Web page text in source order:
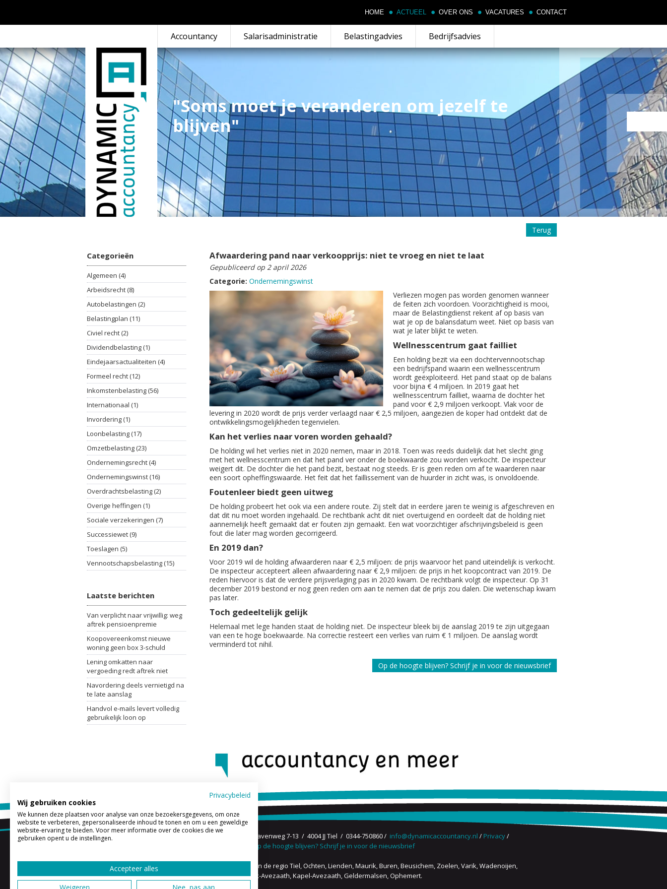
HOME ACTUEEL OVER ONS VACATURES CONTACT
Accountancy Salarisadministratie Belastingadvies Bedrijfsadvies
"Soms moet je veranderen om jezelf te
blijven"
Terug
Afwaardering pand naar verkoopprijs: niet te vroeg en niet te laat
Gepubliceerd op 2 april 2026
Categorie: Ondernemingswinst
Verliezen mogen pas worden genomen wanneer
de feiten zich voordoen. Voorzichtigheid is mooi,
maar de Belastingdienst rekent af op basis van
wat je op de balansdatum weet. Niet op basis van
wat je later blijkt te weten.
Wellnesscentrum gaat failliet
Een holding bezit via een dochtervennootschap
een bedrijfspand waarin een wellnesscentrum
wordt geëxploiteerd. Het pand staat op de balans
voor bijna € 4 miljoen. In 2019 gaat het
wellnesscentrum failliet, waarna de dochter het
pand voor € 2,9 miljoen verkoopt. Vlak voor de
levering in 2020 wordt de prijs verder verlaagd naar € 2,5 miljoen, aangezien de koper had ontdekt dat de
ontwikkelingsmogelijkheden tegenvielen.
Kan het verlies naar voren worden gehaald?
De holding wil het verlies niet in 2020 nemen, maar in 2018. Toen was reeds duidelijk dat het slecht ging
met het wellnesscentrum en dat het pand ver onder de boekwaarde zou worden verkocht. De inspecteur
weigert dit. De dochter die het pand bezit, bestaat nog steeds. Er is geen reden om af te waarderen naar
een soort opheffingswaarde. Het feit dat het faillissement van de huurder in zicht was, is onvoldoende.
Foutenleer biedt geen uitweg
De holding probeert het ook via een andere route. Zij stelt dat in eerdere jaren te weinig is afgeschreven en
dat dit nu moet worden ingehaald. De rechtbank acht dit niet overtuigend en oordeelt dat de holding niet
aannemelijk heeft gemaakt dat er fouten zijn gemaakt. Een wat voorzichtiger afschrijvingsbeleid is geen
fout die later mag worden gecorrigeerd.
En 2019 dan?
Voor 2019 wil de holding afwaarderen naar € 2,5 miljoen: de prijs waarvoor het pand uiteindelijk is verkocht.
De inspecteur accepteert alleen afwaardering naar € 2,9 miljoen: de prijs in het koopcontract van 2019. De
reden hiervoor is dat de verdere prijsverlaging pas in 2020 kwam. De rechtbank volgt de inspecteur. Op 31
december 2019 bestond er nog geen reden om aan te nemen dat de prijs zou dalen. Die wetenschap kwam
pas later.
Toch gedeeltelijk gelijk
Helemaal met lege handen staat de holding niet. De inspecteur bleek bij de aanslag 2019 te zijn uitgegaan
van een te hoge boekwaarde. Na correctie resteert een verlies van ruim € 1 miljoen. De aanslag wordt
verminderd tot nihil.
Op de hoogte blijven? Schrijf je in voor de nieuwsbrief
Categorieën
Algemeen (4)
Arbeidsrecht (8)
Autobelastingen (2)
Belastingplan (11)
Civiel recht (2)
Dividendbelasting (1)
Eindejaarsactualiteiten (4)
Formeel recht (12)
Inkomstenbelasting (56)
Internationaal (1)
Invordering (1)
Loonbelasting (17)
Omzetbelasting (23)
Ondernemingsrecht (4)
Ondernemingswinst (16)
Overdrachtsbelasting (2)
Overige heffingen (1)
Sociale verzekeringen (7)
Successiewet (9)
Toeslagen (5)
Vennootschapsbelasting (15)
Laatste berichten
Van verplicht naar vrijwillig: weg
aftrek pensioenpremie
Koopovereenkomst nieuwe
woning geen box 3-schuld
Lening omkatten naar
vergoeding redt aftrek niet
Navordering deels vernietigd na
te late aanslag
Handvol e-mails levert volledig
gebruikelijk loon op
Dynamic Accountancy / Zuiderhavenweg 7-13 / 4004 JJ Tiel / 0344-750860 / info@dynamicaccountancy.nl / Privacy/
Op de hoogte blijven? Schrijf je in voor de nieuwsbrief
Dynamic Accountancy is werkzaam in de regio Tiel, Ochten, Lienden, Maurik,Buren,Beusichem, Zoelen, Varik, Wadenoijen,
Kerk-Avezaath, Kapel-Avezaath, Geldermalsen, Ophemert.
Privacybeleid
Wij gebruiken cookies
We kunnen deze plaatsen voor analyse van onze bezoekersgegevens, om onze
website te verbeteren, gepersonaliseerde inhoud te tonen en om u een geweldige
website-ervaring te bieden. Voor meer informatie over de cookies die we
gebruiken opent u de instellingen.
Accepteer alles